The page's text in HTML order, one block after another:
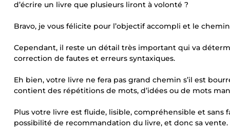
d’écrire un livre que plusieurs liront à volonté ?
Bravo, je vous félicite pour l’objectif accompli et le
Cependant, il reste un détail très important qui va
correction de fautes et erreurs syntaxiques.
Eh bien, votre livre ne fera pas grand chemin s’il est
contient des répétitions de mots, d’idées ou de mots
Plus votre livre est fluide, lisible, compréhensible et sans
possibilité de recommandation du livre, et donc sa vente.